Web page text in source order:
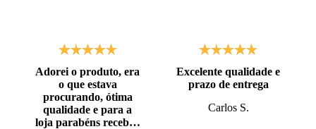
Adorei o produto, era
o que estava
procurando, ótima
qualidade e para a
loja parabéns recebi o
Excelente qualidade e
prazo de entrega
Carlos S.